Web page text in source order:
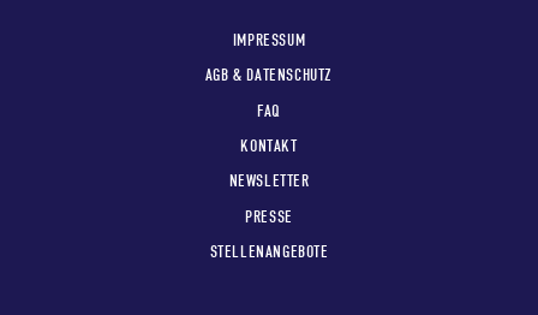
IMPRESSUM
AGB & DATENSCHUTZ
FAQ
KONTAKT
NEWSLETTER
PRESSE
STELLENANGEBOTE